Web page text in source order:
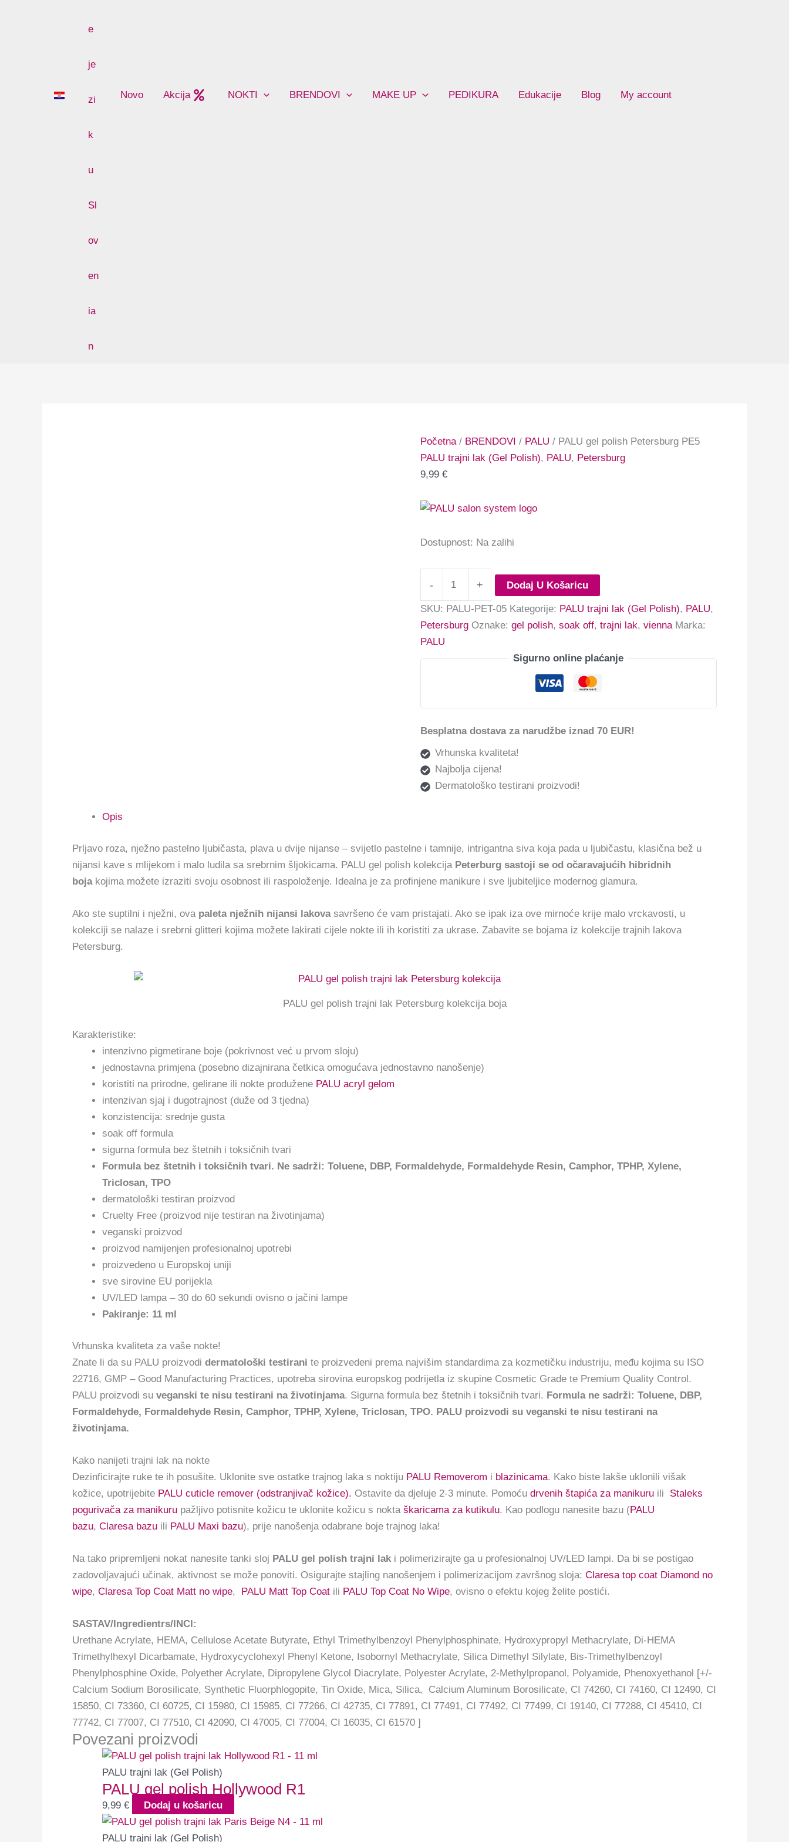
Novo Akcija NOKTI BRENDOVI MAKE UP PEDIKURA Edukacije Blog My account
Početna/ BRENDOVI / PALU / PALU gel polish Petersburg PE5
PALU trajni lak (Gel Polish), PALU, Petersburg
9,99 €
Dostupnost: Na zalihi
- + Dodaj U Košaricu
SKU: PALU-PET-05 Kategorije: PALU trajni lak (Gel Polish), PALU,
Petersburg Oznake: gel polish, soak off, trajni lak, vienna Marka:
PALU
Sigurno online plaćanje
Besplatna dostava za narudžbe iznad 70 EUR!
Vrhunska kvaliteta!
Najbolja cijena!
Dermatološko testirani proizvodi!
Opis
Prljavo roza, nježno pastelno ljubičasta, plava u dvije nijanse – svijetlo pastelne i tamnije, intrigantna siva koja pada u ljubičastu, klasična bež u
nijansi kave s mlijekom i malo ludila sa srebrnim šljokicama. PALU gel polish kolekcija Peterburg sastoji se od očaravajućih hibridnih
bojakojima možete izraziti svoju osobnost ili raspoloženje. Idealna je za profinjene manikure i sve ljubiteljice modernog glamura.
Ako ste suptilni i nježni, ova paleta nježnih nijansi lakovasavršeno će vam pristajati. Ako se ipak iza ove mirnoće krije malo vrckavosti, u
kolekciji se nalaze i srebrni glitteri kojima možete lakirati cijele nokte ili ih koristiti za ukrase. Zabavite se bojama iz kolekcije trajnih lakova
Petersburg.
PALU gel polish trajni lak Petersburg kolekcija boja
Karakteristike:
intenzivno pigmetirane boje (pokrivnost već u prvom sloju)
jednostavna primjena (posebno dizajnirana četkica omogućava jednostavno nanošenje)
koristiti na prirodne, gelirane ili nokte produžene PALU acryl gelom
intenzivan sjaj i dugotrajnost (duže od 3 tjedna)
konzistencija: srednje gusta
soak off formula
sigurna formula bez štetnih i toksičnih tvari
Formula bez štetnih i toksičnih tvari. Ne sadrži: Toluene, DBP, Formaldehyde, Formaldehyde Resin, Camphor, TPHP, Xylene,
Triclosan, TPO
dermatološki testiran proizvod
Cruelty Free (proizvod nije testiran na životinjama)
veganski proizvod
proizvod namijenjen profesionalnoj upotrebi
proizvedeno u Europskoj uniji
sve sirovine EU porijekla
UV/LED lampa – 30 do 60 sekundi ovisno o jačini lampe
Pakiranje: 11 ml
Vrhunska kvaliteta za vaše nokte!
Znate li da su PALU proizvodi dermatološki testirani te proizvedeni prema najvišim standardima za kozmetičku industriju, među kojima su ISO
22716, GMP – Good Manufacturing Practices, upotreba sirovina europskog podrijetla iz skupine Cosmetic Grade te Premium Quality Control.
PALU proizvodi su veganski te nisu testirani na životinjama. Sigurna formula bez štetnih i toksičnih tvari. Formula ne sadrži: Toluene, DBP,
Formaldehyde, Formaldehyde Resin, Camphor, TPHP, Xylene, Triclosan, TPO. PALU proizvodi su veganski te nisu testirani na
životinjama.
Kako nanijeti trajni lak na nokte
Dezinficirajte ruke te ih posušite. Uklonite sve ostatke trajnog laka s noktiju PALU Removerom i blazinicama. Kako biste lakše uklonili višak
kožice, upotrijebite PALU cuticle remover (odstranjivač kožice). Ostavite da djeluje 2-3 minute. Pomoću drvenih štapića za manikuru ili Staleks
pogurivača za manikuru pažljivo potisnite kožicu te uklonite kožicu s nokta škaricama za kutikulu. Kao podlogu nanesite bazu (PALU
bazu, Claresa bazu ili PALU Maxi bazu), prije nanošenja odabrane boje trajnog laka!
Na tako pripremljeni nokat nanesite tanki sloj PALU gel polish trajni lak i polimerizirajte ga u profesionalnoj UV/LED lampi. Da bi se postigao
zadovoljavajući učinak, aktivnost se može ponoviti. Osigurajte stajling nanošenjem i polimerizacijom završnog sloja: Claresa top coat Diamond no
wipe, Claresa Top Coat Matt no wipe, PALU Matt Top Coat ili PALU Top Coat No Wipe, ovisno o efektu kojeg želite postići.
SASTAV/Ingredientrs/INCI:
Urethane Acrylate, HEMA, Cellulose Acetate Butyrate, Ethyl Trimethylbenzoyl Phenylphosphinate, Hydroxypropyl Methacrylate, Di-HEMA
Trimethylhexyl Dicarbamate, Hydroxycyclohexyl Phenyl Ketone, Isobornyl Methacrylate, Silica Dimethyl Silylate, Bis-Trimethylbenzoyl
Phenylphosphine Oxide, Polyether Acrylate, Dipropylene Glycol Diacrylate, Polyester Acrylate, 2-Methylpropanol, Polyamide, Phenoxyethanol [+/-
Calcium Sodium Borosilicate, Synthetic Fluorphlogopite, Tin Oxide, Mica, Silica, Calcium Aluminum Borosilicate, CI 74260, CI 74160, CI 12490, CI
15850, CI 73360, CI 60725, CI 15980, CI 15985, CI 77266, CI 42735, CI 77891, CI 77491, CI 77492, CI 77499, CI 19140, CI 77288, CI 45410, CI
77742, CI 77007, CI 77510, CI 42090, CI 47005, CI 77004, CI 16035, CI 61570 ]
Povezani proizvodi
PALU trajni lak (Gel Polish)
PALU gel polish Hollywood R1
9,99 € Dodaj u košaricu
PALU trajni lak (Gel Polish)